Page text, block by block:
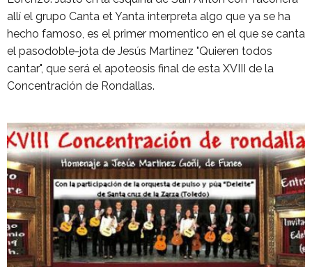
allí el grupo Canta et Yanta interpreta algo que ya se ha
hecho famoso, es el primer momentico en el que se canta
el pasodoble-jota de Jesús Martinez "Quieren todos
cantar", que será el apoteosis final de esta XVIII de la
Concentración de Rondallas.